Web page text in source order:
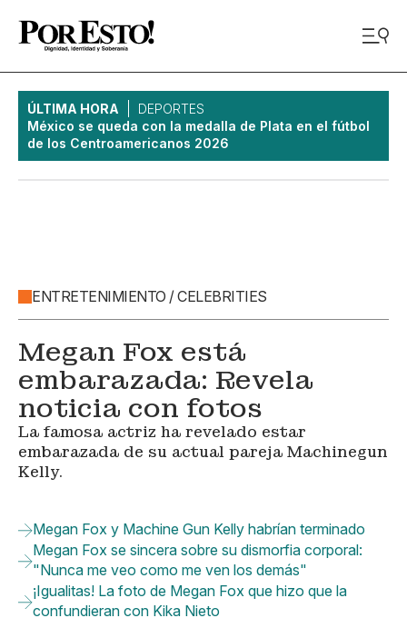
ÚLTIMA HORA
DEPORTES
México se queda con la medalla de Plata en el fútbol
de los Centroamericanos 2026
ENTRETENIMIENTO / CELEBRITIES
Megan Fox está
embarazada: Revela
noticia con fotos
La famosa actriz ha revelado estar
embarazada de su actual pareja Machinegun
Kelly.
Megan Fox y Machine Gun Kelly habrían terminado
Megan Fox se sincera sobre su dismorfia corporal:
"Nunca me veo como me ven los demás"
¡Igualitas! La foto de Megan Fox que hizo que la
confundieran con Kika Nieto